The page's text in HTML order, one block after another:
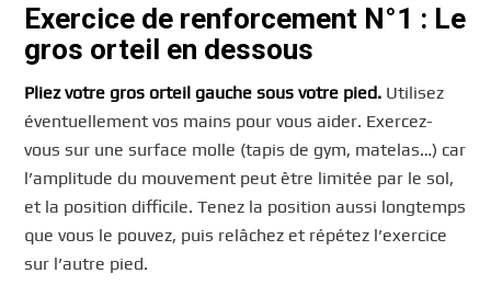
Exercice de renforcement N°1 : Le
gros orteil en dessous
Pliez votre gros orteil gauche sous votre pied. Utilisez
éventuellement vos mains pour vous aider. Exercez-
vous sur une surface molle (tapis de gym, matelas…) car
l’amplitude du mouvement peut être limitée par le sol,
et la position difficile. Tenez la position aussi longtemps
que vous le pouvez, puis relâchez et répétez l’exercice
sur l’autre pied.